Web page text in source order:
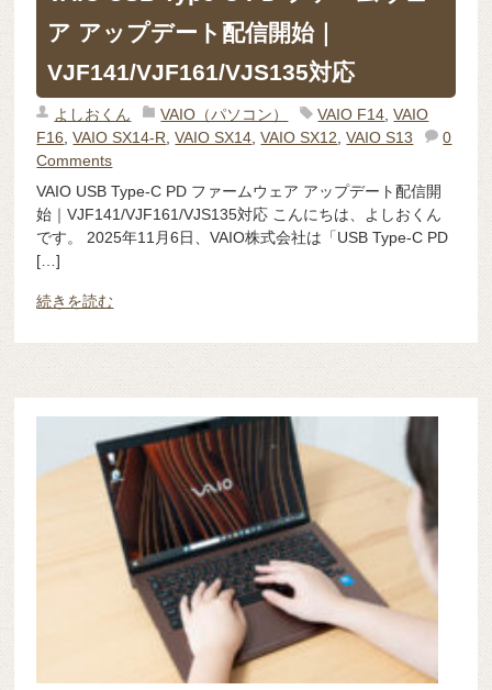
ア アップデート配信開始｜
VJF141/VJF161/VJS135対応
よしおくん VAIO（パソコン） VAIO F14 ,VAIO
F16 ,VAIO SX14-R ,VAIO SX14 ,VAIO SX12 ,VAIO S13
0
Comments
VAIO USB Type-C PD ファームウェア アップデート配信開
始｜VJF141/VJF161/VJS135対応 こんにちは、よしおくん
です。 2025年11月6日、VAIO株式会社は「USB Type-C PD
[…]
続きを読む